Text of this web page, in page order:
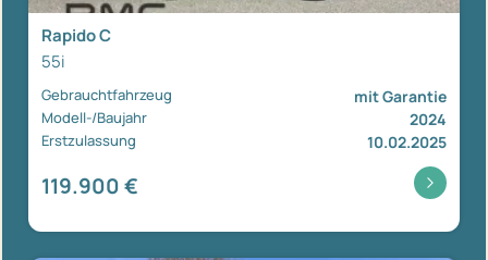
Rapido C
55i
Gebrauchtfahrzeug mit Garantie
Modell-/Baujahr 2024
Erstzulassung 10.02.2025
119.900 €